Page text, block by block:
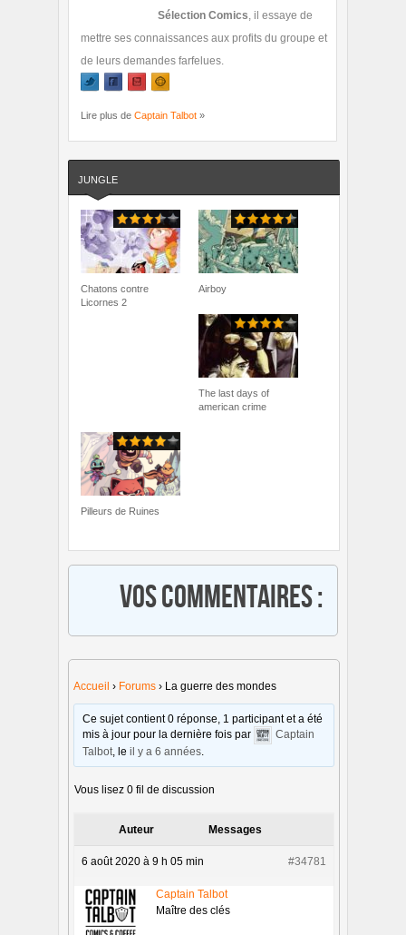
Sélection Comics , il essaye de
mettre ses connaissances aux profits du groupe et
de leurs demandes farfelues.
Lire plus de Captain Talbot »
JUNGLE
Chatons contre
Licornes 2
Airboy
The last days of
american crime
Pilleurs de Ruines
Vos commentaires :
Accueil › Forums › La guerre des mondes
Ce sujet contient 0 réponse, 1 participant et a été
mis à jour pour la dernière fois par
Captain
Talbot , leil y a 6 années
Vous lisez 0 fil de discussion
Auteur Messages
6 août 2020 à 9 h 05 min #34781
Captain Talbot
Maître des clés